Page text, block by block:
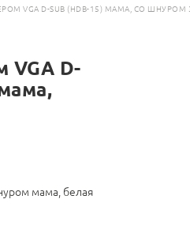
VGA D-SUB (HDB-15) МАМА, СО
VGA D-
мама, белая